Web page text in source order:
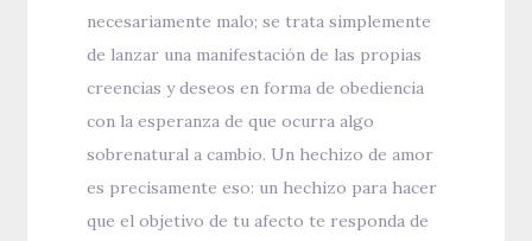
necesariamente malo; se trata simplemente
de lanzar una manifestación de las propias
creencias y deseos en forma de obediencia
con la esperanza de que ocurra algo
sobrenatural a cambio. Un hechizo de amor
es precisamente eso: un hechizo para hacer
que el objetivo de tu afecto te responda de